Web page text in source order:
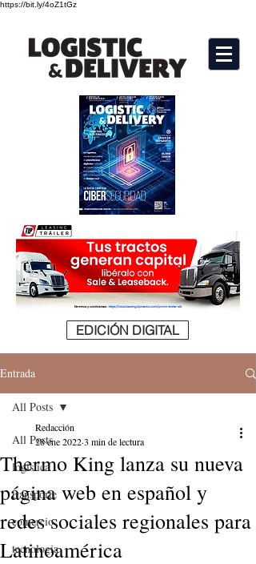
https://bit.ly/4oZ1tGz
EDICIÓN DIGITAL
Entrada
All Posts
logistica
transporte
comercio
tecnologia
All Posts
Thermo King lanza su nueva
página web en español y
redes sociales regionales para
Latinoamérica
Redacción
28 ene 20223 min de lectura